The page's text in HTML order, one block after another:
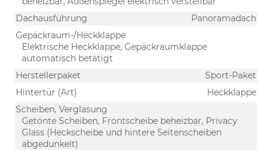
Dachausführung
Panoramadach
Gepäckraum-/Heckklappe
Elektrische Heckklappe, Gepäckraumklappe
automatisch betätigt
Herstellerpaket
Sport-Paket
Hintertür (Art)
Heckklappe
Scheiben, Verglasung
Getönte Scheiben, Frontscheibe beheizbar, Privacy
Glass (Heckscheibe und hintere Seitenscheiben
abgedunkelt)